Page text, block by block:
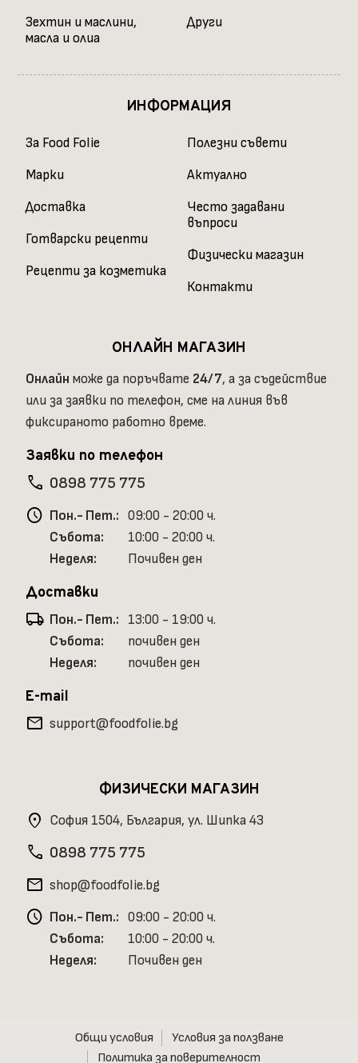
Зехтин и маслини,
масла и олиа
Други
ИНФОРМАЦИЯ
За Food Folie
Марки
Доставка
Готварски рецепти
Рецепти за козметика
Полезни съвети
Актуално
Често задавани
въпроси
Физически магазин
Контакти
ОНЛАЙН МАГАЗИН
Онлайн може да поръчвате 24/7, а за съдействие
или за заявки по телефон, сме на линия във
фиксираното работно време.
Заявки по телефон
phone 0898 775 775
schedule Пон.- Пет.: 09:00 - 20:00 ч.
Събота:
10:00 - 20:00 ч.
Неделя:
Почивен ден
Доставки
local_shipping Пон.- Пет.:
13:00 - 19:00 ч.
Събота:
почивен ден
Неделя:
почивен ден
E-mail
mail support@foodfolie.bg
ФИЗИЧЕСКИ МАГАЗИН
location_on София 1504, България, ул. Шипка 43
phone 0898 775 775
mail shop@foodfolie.bg
schedule Пон.- Пет.: 09:00 - 20:00 ч.
Събота:
10:00 - 20:00 ч.
Неделя:
Почивен ден
Общи условия
Условия за ползване
Политика за поверителност